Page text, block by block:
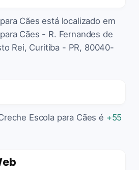
Cães está localizado em
Cães - R. Fernandes de
Rei, Curitiba - PR, 80040-
Escola para Cães é +55